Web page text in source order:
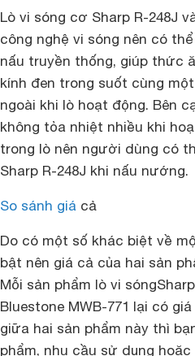
Lò vi sóng cơ Sharp R-248J
công nghệ vi sóng nên có
nấu truyền thống, giúp thức
kính đen trong suốt cùng
ngoài khi lò hoạt động. Bên
không tỏa nhiệt nhiều khi
trong lò nên người dùng có
Sharp R-248J khi nấu nướng.
So sánh giá cả
Do có một số khác biệt về
bật nên giá cả của hai sản
Mỗi sản phẩm lò vi
Bluestone MWB-771 lại có
giữa hai sản phẩm này thì
phẩm, nhu cầu sử dụng